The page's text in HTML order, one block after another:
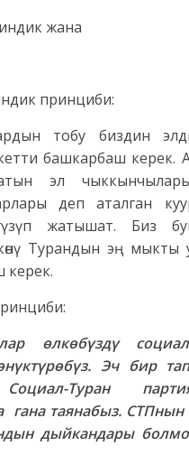
жана
принциби:
тобу биздин
башкарбаш керек.
эл
деп аталган
жатышат. Биз
Турандын эң мыкты
керек.
өлкөбүздү
Эч бир
Туран
гана таянабыз. СТПнын
дыйкандары